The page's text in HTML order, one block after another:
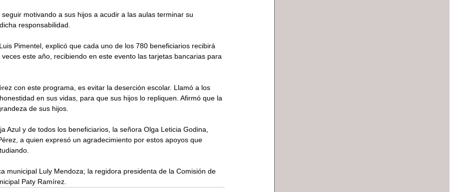
motivando a sus hijos a acudir a las aulas terminar su
responsabilidad.
Pimentel, explicó que cada uno de los 780 beneficiarios recibirá
este año, recibiendo en este evento las tarjetas bancarias para
con este programa, es evitar la deserción escolar. Llamó a los
en sus vidas, para que sus hijos lo repliquen. Afirmó que la
de sus hijos.
Azul y de todos los beneficiarios, la señora Olga Leticia Godina,
a quien expresó un agradecimiento por estos apoyos que
municipal Luly Mendoza; la regidora presidenta de la Comisión de
Paty Ramírez.